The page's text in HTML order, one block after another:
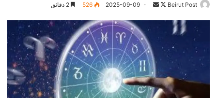
Beirut Post
تابعأرسل
إلكترونيا
2025-09-09
526